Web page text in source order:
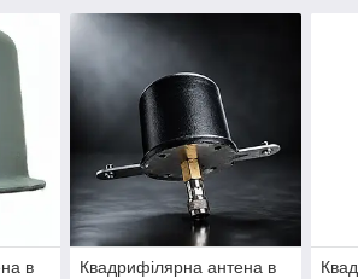
в
Квадрифілярна антена в